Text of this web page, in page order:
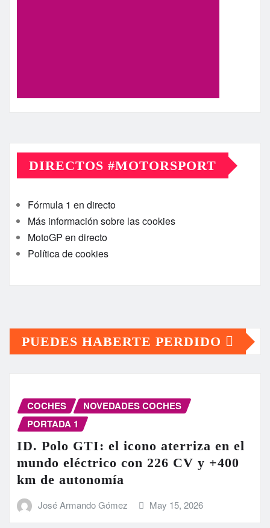
DIRECTOS #MOTORSPORT
Fórmula 1 en directo
Más información sobre las cookies
MotoGP en directo
Política de cookies
PUEDES HABERTE PERDIDO
COCHES
NOVEDADES COCHES
PORTADA 1
ID. Polo GTI: el icono aterriza en el
mundo eléctrico con 226 CV y +400
km de autonomía
José Armando Gómez May 15, 2026